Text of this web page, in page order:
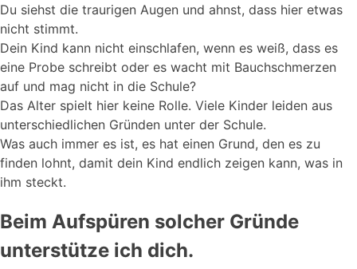
Du siehst die traurigen Augen und ahnst, dass hier etwas
nicht stimmt.
Dein Kind kann nicht einschlafen, wenn es weiß, dass es
eine Probe schreibt oder es wacht mit Bauchschmerzen
auf und mag nicht in die Schule?
Das Alter spielt hier keine Rolle. Viele Kinder leiden aus
unterschiedlichen Gründen unter der Schule.
Was auch immer es ist, es hat einen Grund, den es zu
finden lohnt, damit dein Kind endlich zeigen kann, was in
ihm steckt.
Beim Aufspüren solcher Gründe
unterstütze ich dich.